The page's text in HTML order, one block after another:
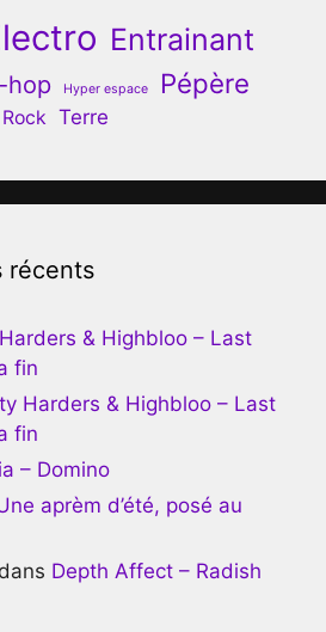
Entrainant
hop Hyper espace Pépère
Rock Terre
récents
& Highbloo – Last
fin
Harders & Highbloo – Last
fin
– Domino
aprèm d’été, posé au
dans Depth Affect – Radish